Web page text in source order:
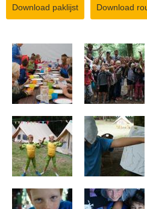
Download paklijst Download